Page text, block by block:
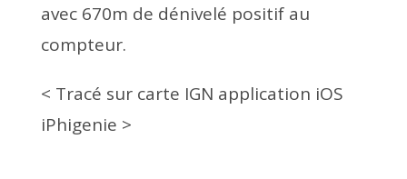
avec 670m de dénivelé positif au
compteur.
< Tracé sur carte IGN application iOS
iPhigenie >